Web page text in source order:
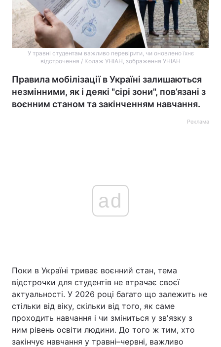
У травні студентам важливо перевірити, чи оновлено їхнє
відстрочення / Колаж УНІАН, зображення УНІАН
Правила мобілізації в Україні залишаються
незмінними, як і деякі "сірі зони", пов’язані з
воєнним станом та закінченням навчання.
Реклама
ad
Поки в Україні триває воєнний стан, тема
відстрочки для студентів не втрачає своєї
актуальності. У 2026 році багато що залежить не
стільки від віку, скільки від того, як саме
проходить навчання і чи зміниться у зв'язку з
ним рівень освіти людини. До того ж тим, хто
закінчує навчання у травні–червні, важливо